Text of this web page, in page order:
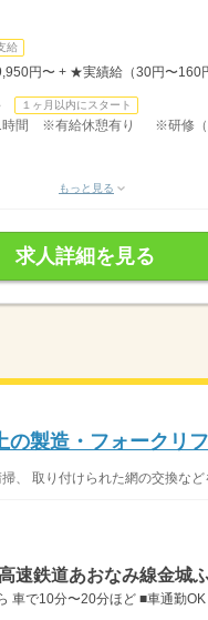
給
円〜 + ★実績給（30円〜160
１ヶ月以内にスタート
1時間 ※有給休憩有り ※研修（
もっと見る
求人詳細を見る
の製造・フォークリ
、 取り付けられた網の交換な
速鉄道あおなみ線金城
車で10分〜20分ほど ■車通勤